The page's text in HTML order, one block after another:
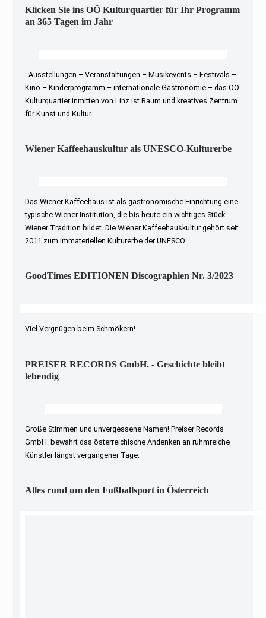
Klicken Sie ins OÖ Kulturquartier für Ihr Programm
an 365 Tagen im Jahr
Ausstellungen – Veranstaltungen – Musikevents – Festivals –
Kino – Kinderprogramm – internationale Gastronomie – das OÖ
Kulturquartier inmitten von Linz ist Raum und kreatives Zentrum
für Kunst und Kultur.
Wiener Kaffeehauskultur als UNESCO-Kulturerbe
Das Wiener Kaffeehaus ist als gastronomische Einrichtung eine
typische Wiener Institution, die bis heute ein wichtiges Stück
Wiener Tradition bildet. Die Wiener Kaffeehauskultur gehört seit
2011 zum immateriellen Kulturerbe der UNESCO.
GoodTimes EDITIONEN Discographien Nr. 3/2023
Viel Vergnügen beim Schmökern!
PREISER RECORDS GmbH. - Geschichte bleibt
lebendig
Große Stimmen und unvergessene Namen! Preiser Records
GmbH. bewahrt das österreichische Andenken an ruhmreiche
Künstler längst vergangener Tage.
Alles rund um den Fußballsport in Österreich